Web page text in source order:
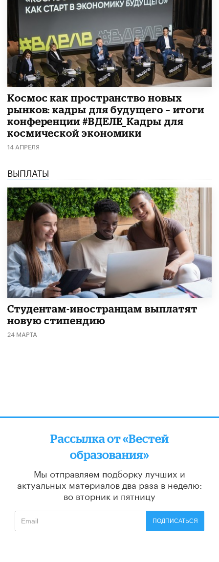
Космос как пространство новых
рынков: кадры для будущего – итоги
конференции #ВДЕЛЕ_Кадры для
космической экономики
14 АПРЕЛЯ
ВЫПЛАТЫ
Студентам-иностранцам выплатят
новую стипендию
24 МАРТА
Рассылка от «Вестей
образования»
Мы отправляем подборку лучших и
актуальных материалов два раза в неделю:
во вторник и пятницу
ПОДПИСАТЬСЯ